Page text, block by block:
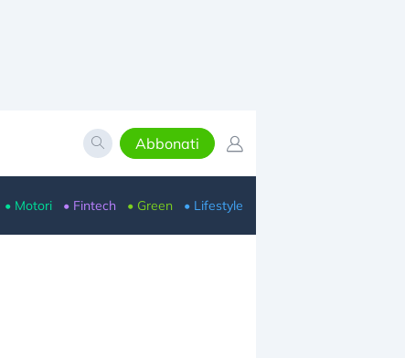
Abbonati
• Motori • Fintech • Green • Lifestyle